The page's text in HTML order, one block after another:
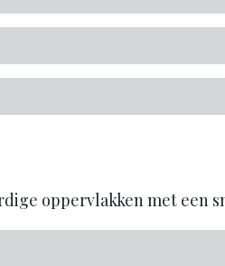
oppervlakken met een